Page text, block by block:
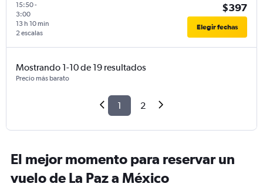
15:50-
3:00
2 escalas
13 h 10 min
$397
Elegir fechas
Mostrando 1-10 de 19 resultados
Precio más barato
1 2
El mejor momento para reservar un
vuelo de La Paz a México